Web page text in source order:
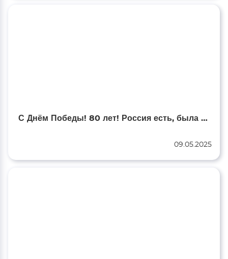
С Днём Победы! 80 лет! Россия есть, была и будет!
09.05.2025